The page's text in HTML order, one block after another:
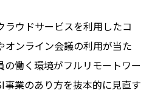
ラウドサービスを利用したコ
オンライン会議の利用が当た
の働く環境がフルリモートワー
事業のあり方を抜本的に見直す